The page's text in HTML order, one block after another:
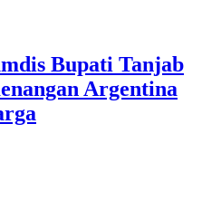
Bupati Tanjab
Argentina